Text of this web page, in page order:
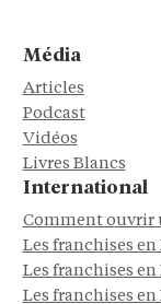
Média
Articles
Podcast
Vidéos
Livres Blancs
International
Comment ouvrir
Les franchises en
Les franchises
Les franchises